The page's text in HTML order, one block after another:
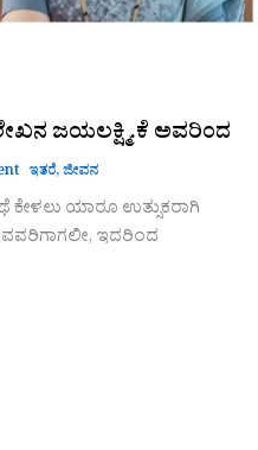
ಜಯಲಕ್ಷ್ಮಿ.ಕೆ ಅವರಿಂದ
ಇತರೆ,ಜೀವನ
ಕೇಳಲು ಯಾರೂ ಉತ್ಸುಕರಾಗಿ
ಇದರಿಂದ